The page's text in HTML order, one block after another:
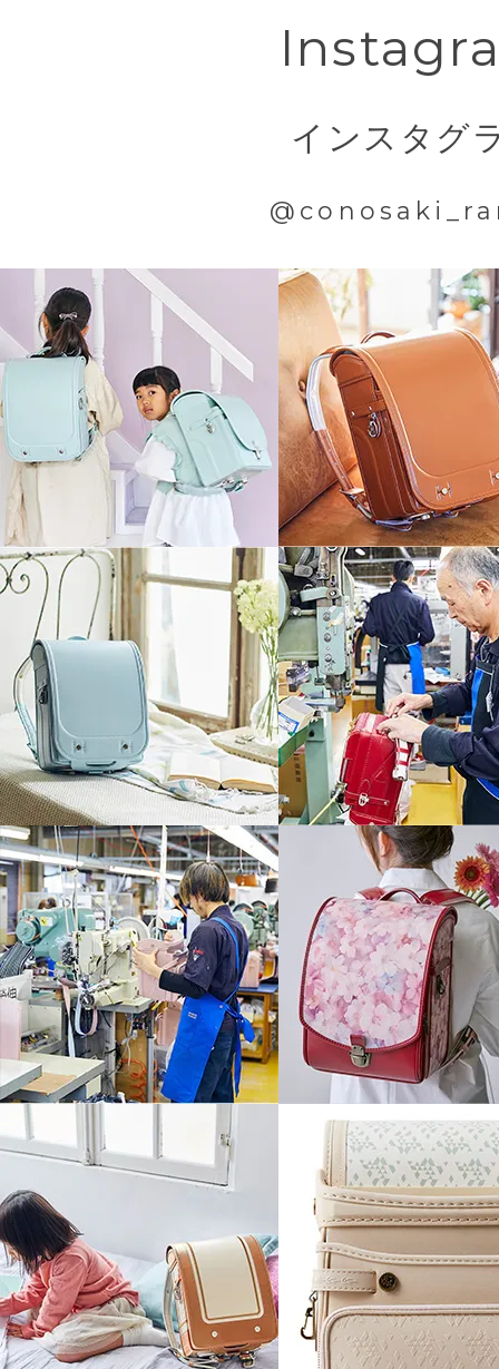
インスタグ